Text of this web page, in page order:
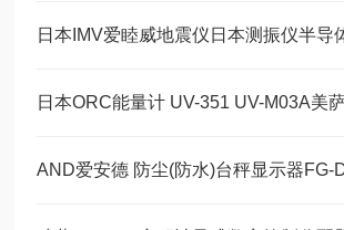
日本ORC能量计 UV-351 UV-M03A美